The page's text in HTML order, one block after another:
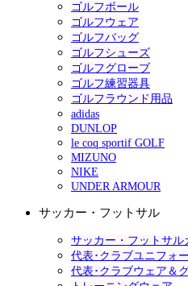
ゴルフボール
ゴルフウェア
ゴルフバッグ
ゴルフシューズ
ゴルフグローブ
ゴルフ練習器具
ゴルフラウンド用品
adidas
DUNLOP
le coq sportif GOLF
MIZUNO
NIKE
UNDER ARMOUR
サッカー・フットサル
サッカー・フットサル
代表･クラブユニフォ
代表･クラブウェア＆